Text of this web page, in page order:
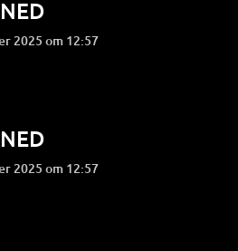
2025 om 12:57
2025 om 12:57